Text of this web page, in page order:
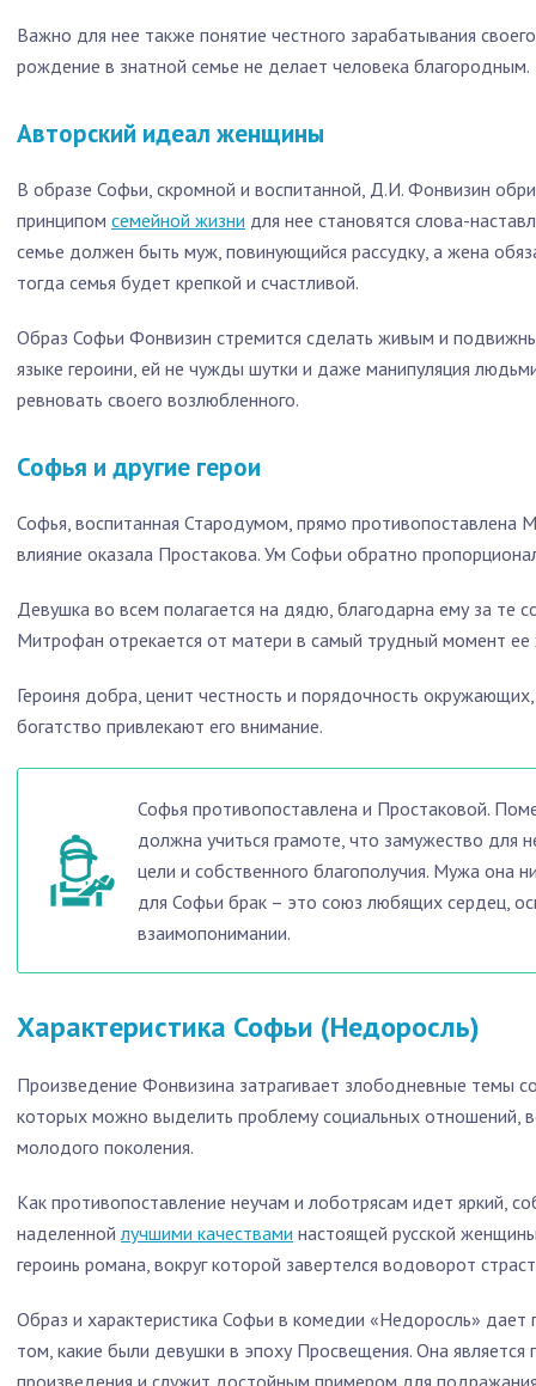
Важно для нее также понятие честного зарабатывания
рождение в знатной семье не делает человека благородным.
Авторский идеал женщины
В образе Софьи, скромной и воспитанной, Д.И. Фонвизин
принципом семейной жизни для нее становятся слова-
семье должен быть муж, повинующийся рассудку, а жена
тогда семья будет крепкой и счастливой.
Образ Софьи Фонвизин стремится сделать живым и
языке героини, ей не чужды шутки и даже манипуляция
ревновать своего возлюбленного.
Софья и другие герои
Софья, воспитанная Стародумом, прямо противопоставлена
влияние оказала Простакова. Ум Софьи обратно
Девушка во всем полагается на дядю, благодарна ему за те
Митрофан отрекается от матери в самый трудный момент ее
Героиня добра, ценит честность и порядочность
богатство привлекают его внимание.
Софья противопоставлена и Простаковой.
должна учиться грамоте, что замужество для
цели и собственного благополучия. Мужа она
для Софьи брак – это союз любящих сердец,
взаимопонимании.
Характеристика Софьи (Недоросль)
Произведение Фонвизина затрагивает злободневные темы
которых можно выделить проблему социальных отношений,
молодого поколения.
Как противопоставление неучам и лоботрясам идет яркий,
наделеннойлучшими качествами настоящей русской
героинь романа, вокруг которой завертелся водоворот
Образ и характеристика Софьи в комедии «Недоросль»
том, какие были девушки в эпоху Просвещения. Она
произведения и служит достойным примером для